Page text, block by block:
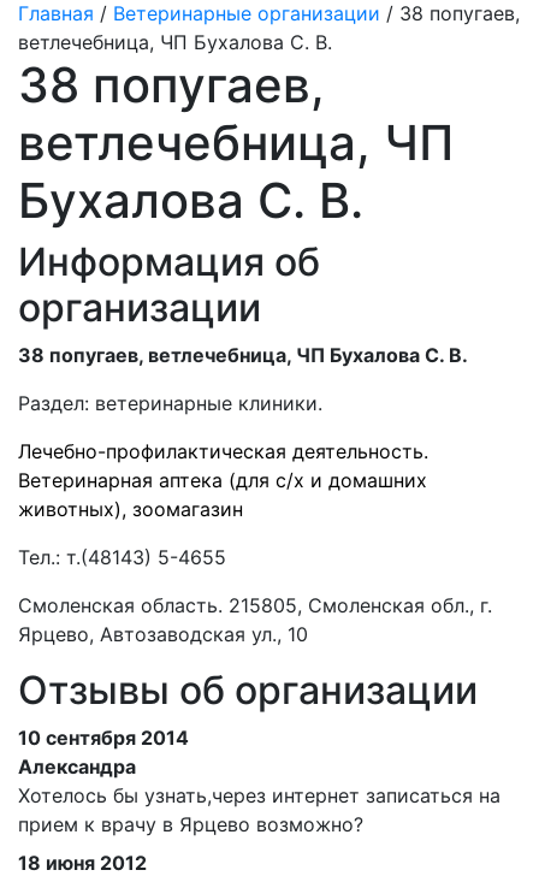
Главная / Ветеринарные организации / 38 попугаев,
ветлечебница, ЧП Бухалова С. В.
38 попугаев,
ветлечебница, ЧП
Бухалова С. В.
Информация об
организации
38 попугаев, ветлечебница, ЧП Бухалова С. В.
Раздел: ветеринарные клиники.
Лечебно-профилактическая деятельность.
Ветеринарная аптека (для с/х и домашних
животных), зоомагазин
Тел.: т.(48143) 5-4655
Смоленская область. 215805, Смоленская обл., г.
Ярцево, Автозаводская ул., 10
Отзывы об организации
10 сентября 2014
Александра
Хотелось бы узнать,через интернет записаться на
прием к врачу в Ярцево возможно?
18 июня 2012